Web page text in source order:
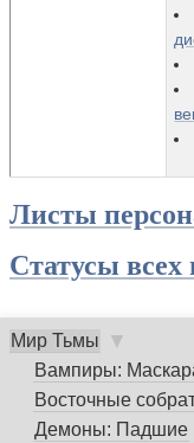
Листы
Статусы всех
Главное
меню
Мир Тьмы ▼
Вампиры:
Восточные
Демоны: Падшие